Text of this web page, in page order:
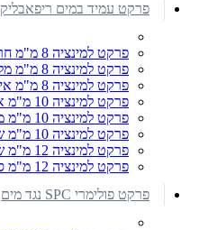
פרקט עמיד במים ריפאבליק
פרקט למינציה 8 מ"מ חרבות ברזל
פרקט למינציה 8 מ"מ מלטה איילנד
פרקט למינציה 8 מ"מ אימפרסיב פלוס
פרקט למינציה 10 מ"מ אימפרסיב פלוס
פרקט למינציה 10 מ"מ מג'סטיק קראון
פרקט למינציה 10 מ"מ שארק אושן 10
פרקט למינציה 12 מ"מ שארק אושן 12
פרקט למינציה 12 מ"מ סילבר ווילואו
פרקט פולימרי SPC נגד מים